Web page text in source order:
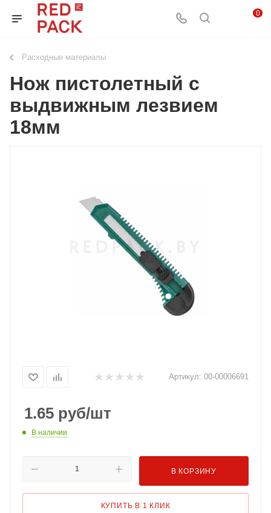
0
Расходные материалы
Нож пистолетный с
выдвижным лезвием
18мм
Артикул: 00-00006691
1.65 руб/шт
В наличии
В КОРЗИНУ
КУПИТЬ В 1 КЛИК